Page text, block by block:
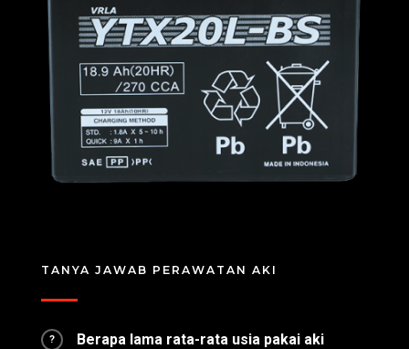
TANYA JAWAB PERAWATAN AKI
?
Berapa lama rata-rata usia pakai aki